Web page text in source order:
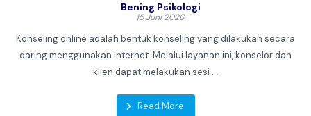
Bening Psikologi
15 Juni 2026
Konseling online adalah bentuk konseling yang dilakukan secara
daring menggunakan internet. Melalui layanan ini, konselor dan
klien dapat melakukan sesi ...
Read More